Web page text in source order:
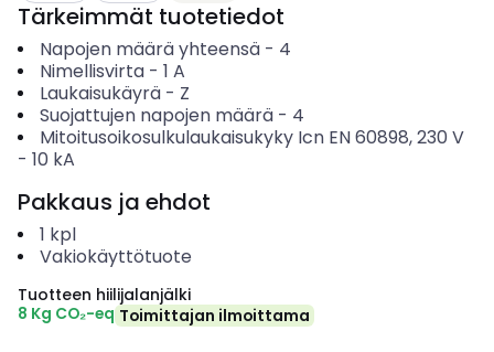
Tärkeimmät tuotetiedot
Napojen määrä yhteensä- 4
Nimellisvirta- 1 A
Laukaisukäyrä- Z
Suojattujen napojen määrä- 4
Mitoitusoikosulkulaukaisukyky Icn EN 60898, 230 V
- 10 kA
Pakkaus ja ehdot
1 kpl
Vakiokäyttötuote
Tuotteen hiilijalanjälki
8 Kg CO₂-eq Toimittajan ilmoittama